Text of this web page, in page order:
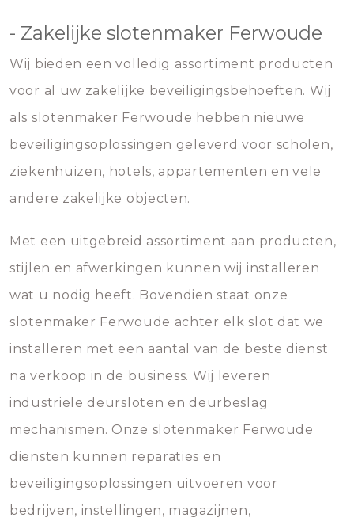
- Zakelijke slotenmaker Ferwoude
Wij bieden een volledig assortiment producten
voor al uw zakelijke beveiligingsbehoeften. Wij
als slotenmaker Ferwoude hebben nieuwe
beveiligingsoplossingen geleverd voor scholen,
ziekenhuizen, hotels, appartementen en vele
andere zakelijke objecten.
Met een uitgebreid assortiment aan producten,
stijlen en afwerkingen kunnen wij installeren
wat u nodig heeft. Bovendien staat onze
slotenmaker Ferwoude achter elk slot dat we
installeren met een aantal van de beste dienst
na verkoop in de business. Wij leveren
industriële deursloten en deurbeslag
mechanismen. Onze slotenmaker Ferwoude
diensten kunnen reparaties en
beveiligingsoplossingen uitvoeren voor
bedrijven, instellingen, magazijnen,